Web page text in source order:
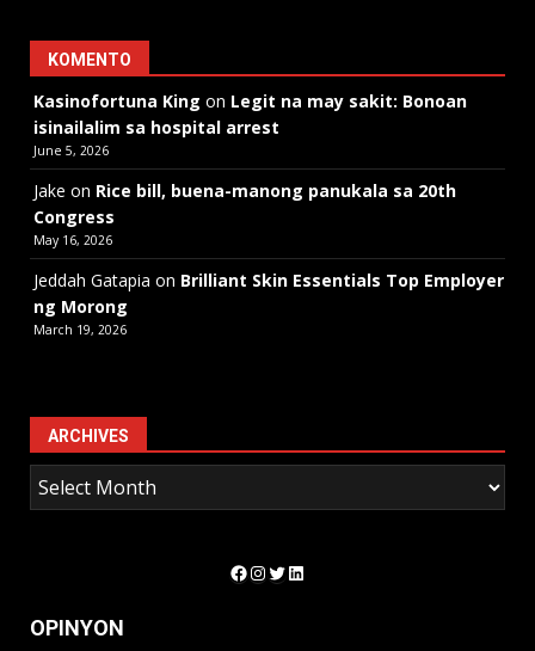
KOMENTO
Kasinofortuna King on Legit na may sakit: Bonoan
isinailalim sa hospital arrest
June 5, 2026
Jake on Rice bill, buena-manong panukala sa 20th
Congress
May 16, 2026
Jeddah Gatapia on Brilliant Skin Essentials Top Employer
ng Morong
March 19, 2026
ARCHIVES
Facebook
Instagram
Twitter
LinkedIn
OPINYON